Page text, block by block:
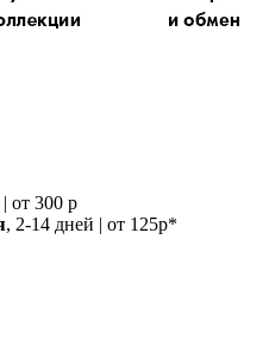
от 300 р
, 2-14 дней | от 125р*